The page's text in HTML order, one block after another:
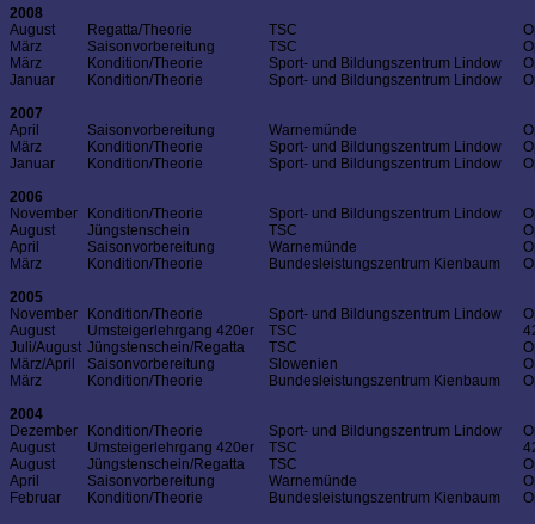
2008
August
März
März
Januar
2007
April
März
Januar
2006
November
August
April
März
2005
November
August
Juli/August
März/April
März
2004
Dezember
August
August
April
Februar
Regatta/Theorie
Saisonvorbereitung
Kondition/Theorie
Kondition/Theorie
Saisonvorbereitung
Kondition/Theorie
Kondition/Theorie
Kondition/Theorie
Jüngstenschein
Saisonvorbereitung
Kondition/Theorie
Kondition/Theorie
Umsteigerlehrgang 420er
Jüngstenschein/Regatta
Saisonvorbereitung
Kondition/Theorie
Kondition/Theorie
Umsteigerlehrgang 420er
Jüngstenschein/Regatta
Saisonvorbereitung
Kondition/Theorie
TSC
TSC
Sport- und Bildungszentrum Lindow
Sport- und Bildungszentrum Lindow
Warnemünde
Sport- und Bildungszentrum Lindow
Sport- und Bildungszentrum Lindow
Sport- und Bildungszentrum Lindow
TSC
Warnemünde
Bundesleistungszentrum Kienbaum
Sport- und Bildungszentrum Lindow
TSC
TSC
Slowenien
Bundesleistungszentrum Kienbaum
Sport- und Bildungszentrum Lindow
TSC
TSC
Warnemünde
Bundesleistungszentrum Kienbaum